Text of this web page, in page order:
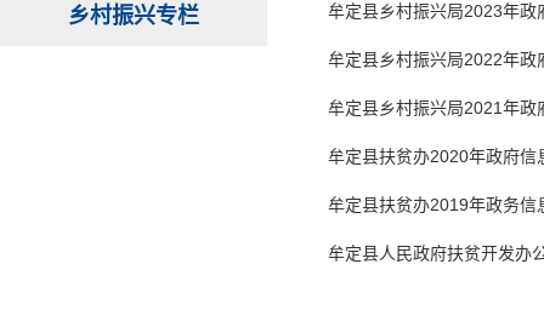
乡村振兴专栏 牟定县乡村振兴局2023年政
牟定县乡村振兴局2022年政
牟定县乡村振兴局2021年政
牟定县扶贫办2020年政府信
牟定县扶贫办2019年政务信
牟定县人民政府扶贫开发办